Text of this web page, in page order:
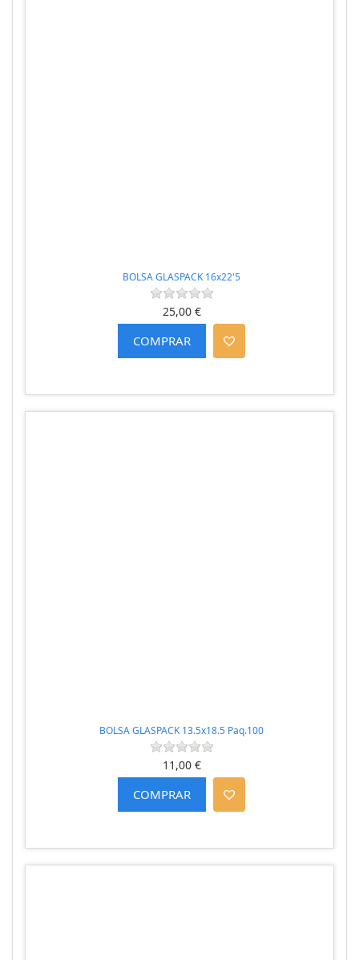
BOLSA GLASPACK 16x22'5
25,00 €
BOLSA GLASPACK 13.5x18.5 Paq.100
11,00 €